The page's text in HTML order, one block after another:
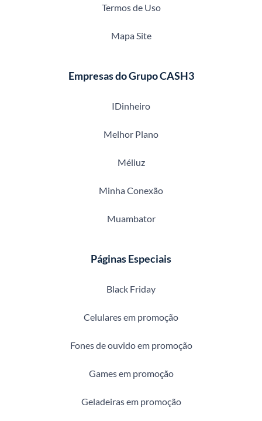
Termos de Uso
Mapa Site
Empresas do Grupo CASH3
IDinheiro
Melhor Plano
Méliuz
Minha Conexão
Muambator
Páginas Especiais
Black Friday
Celulares em promoção
Fones de ouvido em promoção
Games em promoção
Geladeiras em promoção